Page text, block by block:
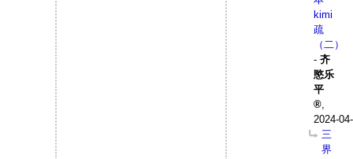
kimi
疏
（二）
-齐
愍乐
平
2024-
三
界